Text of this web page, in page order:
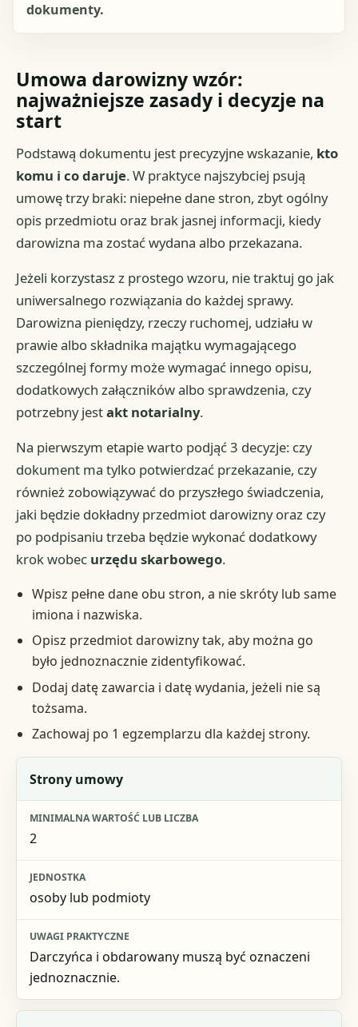
dokumenty.
Umowa darowizny wzór:
najważniejsze zasady i decyzje na
start
Podstawą dokumentu jest precyzyjne wskazanie, kto
komu i co daruje. W praktyce najszybciej psują
umowę trzy braki: niepełne dane stron, zbyt ogólny
opis przedmiotu oraz brak jasnej informacji, kiedy
darowizna ma zostać wydana albo przekazana.
Jeżeli korzystasz z prostego wzoru, nie traktuj go jak
uniwersalnego rozwiązania do każdej sprawy.
Darowizna pieniędzy, rzeczy ruchomej, udziału w
prawie albo składnika majątku wymagającego
szczególnej formy może wymagać innego opisu,
dodatkowych załączników albo sprawdzenia, czy
potrzebny jestakt notarialny.
Na pierwszym etapie warto podjąć 3 decyzje: czy
dokument ma tylko potwierdzać przekazanie, czy
również zobowiązywać do przyszłego świadczenia,
jaki będzie dokładny przedmiot darowizny oraz czy
po podpisaniu trzeba będzie wykonać dodatkowy
krok wobec urzędu skarbowego.
Wpisz pełne dane obu stron, a nie skróty lub same
imiona i nazwiska.
Opisz przedmiot darowizny tak, aby można go
było jednoznacznie zidentyfikować.
Dodaj datę zawarcia i datę wydania, jeżeli nie są
tożsama.
Zachowaj po 1 egzemplarzu dla każdej strony.
Element startowy
Minimalna wartość lub liczba
Uwagi praktyczne
Strony umowy
2
osoby lub podmioty
Darczyńca i obdarowany muszą być oznaczeni
jednoznacznie.